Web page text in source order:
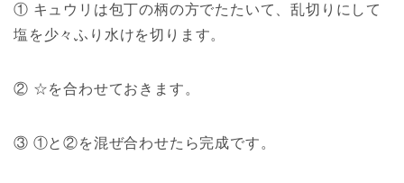
① キュウリは包丁の柄の方でたたいて、乱切りにして
塩を少々ふり水けを切ります。
② ☆を合わせておきます。
③ ①と②を混ぜ合わせたら完成です。